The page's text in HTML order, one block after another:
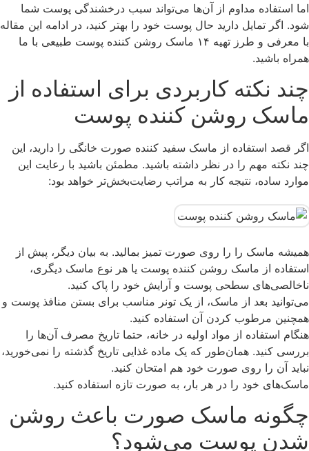
اما استفاده مداوم از آن‌ها می‌تواند سبب درخشندگی پوست شما
شود. اگر تمایل دارید حال پوست خود را بهتر کنید، در ادامه این مقاله
با معرفی و طرز تهیه ۱۴ ماسک روشن کننده پوست طبیعی با ما
همراه باشید.
چند نکته کاربردی برای استفاده از
ماسک روشن کننده پوست
اگر قصد استفاده از ماسک سفید کننده صورت خانگی را دارید، این
چند نکته مهم را در نظر داشته باشید. مطمئن باشید با رعایت این
موارد ساده، نتیجه کار به مراتب رضایت‌بخش‌تر خواهد بود:
همیشه ماسک را را روی صورت تمیز بمالید. به بیان دیگر، پیش از
استفاده از ماسک روشن کننده پوست یا هر نوع ماسک دیگری،
ناخالصی‌های سطحی پوست و آرایش خود را پاک کنید.
می‌توانید بعد از ماسک، از یک تونر مناسب برای بستن منافذ پوست و
همچنین مرطوب کردن آن استفاده کنید.
هنگام استفاده از مواد اولیه در خانه، حتما تاریخ مصرف آن‌ها را
بررسی کنید. همان‌طور که یک ماده غذایی تاریخ گذشته را نمی‌خورید،
نباید آن را روی صورت خود هم امتحان کنید.
ماسک‌های خود را در هر بار، به صورت تازه استفاده کنید.
چگونه ماسک صورت باعث روشن
شدن پوست می‌شود؟